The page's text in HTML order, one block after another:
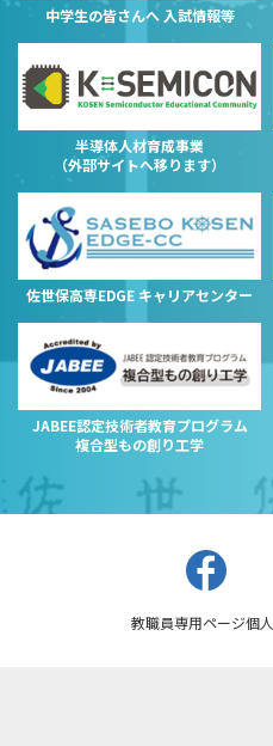
中学生の皆さんへ 入試情報等
半導体人材育成事業
（外部サイトへ移ります）
佐世保高専EDGE キャリアセンター
JABEE認定技術者教育プログラム
複合型もの創り工学
教職員専用ページ個